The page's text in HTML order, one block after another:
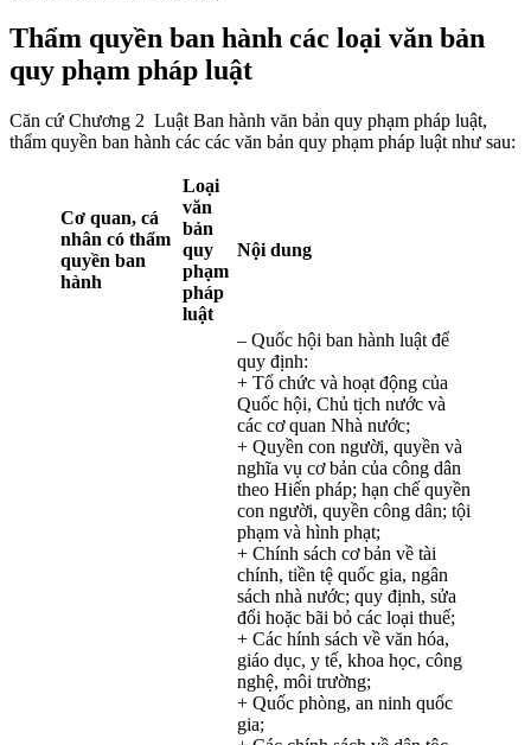
Thẩm quyền ban hành các loại văn bản
quy phạm pháp luật
Căn cứ Chương 2 Luật Ban hành văn bản quy phạm pháp luật,
thẩm quyền ban hành các các văn bản quy phạm pháp luật như sau:
Cơ quan, cá
nhân có thẩm
quyền ban
hành
Loại
văn
bản
quy
phạm
pháp
luật
Nội dung
– Quốc hội ban hành luật để
quy định:
+ Tổ chức và hoạt động của
Quốc hội, Chủ tịch nước và
các cơ quan Nhà nước;
+ Quyền con người, quyền và
nghĩa vụ cơ bản của công dân
theo Hiến pháp; hạn chế quyền
con người, quyền công dân; tội
phạm và hình phạt;
+ Chính sách cơ bản về tài
chính, tiền tệ quốc gia, ngân
sách nhà nước; quy định, sửa
đổi hoặc bãi bỏ các loại thuế;
+ Các hính sách về văn hóa,
giáo dục, y tế, khoa học, công
nghệ, môi trường;
+ Quốc phòng, an ninh quốc
gia;